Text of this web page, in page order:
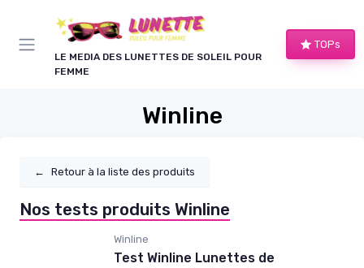
LE MEDIA DES LUNETTES DE SOLEIL POUR
FEMME
TOPs
Winline
← Retour à la liste des produits
Nos tests produits Winline
Winline
Test Winline Lunettes de